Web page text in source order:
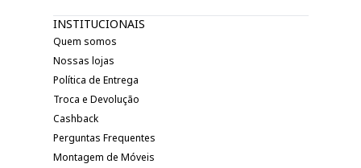
INSTITUCIONAIS
Quem somos
Nossas lojas
Política de Entrega
Troca e Devolução
Cashback
Perguntas Frequentes
Montagem de Móveis